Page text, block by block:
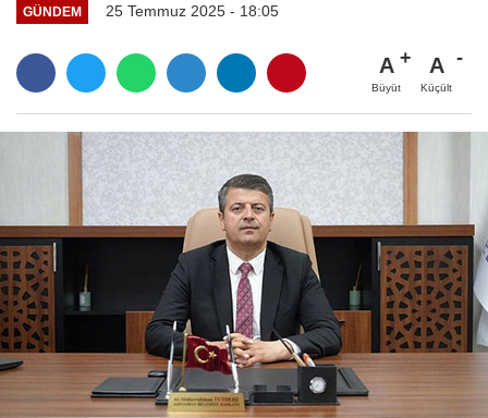
GÜNDEM 25 Temmuz 2025 - 18:05
A
Büyüt
A
Küçült